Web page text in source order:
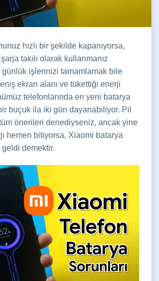
hızlı bir şekilde kapanıyorsa,
takılı olarak kullanmanız
işlerinizi tamamlamak bile
ekran alanı ve tükettiği enerji
telefonlarında en yeni batarya
buçuk ila iki gün dayanabiliyor. Pil
önerileri denediyseniz, ancak yine
hemen bitiyorsa, Xiaomi batarya
demektir.